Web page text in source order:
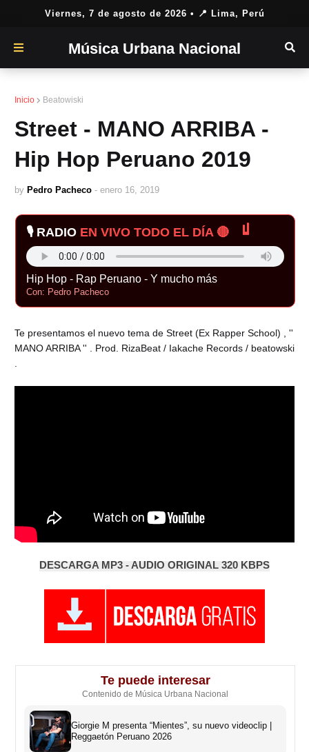
Viernes, 7 de agosto de 2026 • 📍 Lima, Perú
Música Urbana Nacional
Inicio Beatowiski
Street - MANO ARRIBA -
Hip Hop Peruano 2019
by Pedro Pacheco - enero 16, 2019
🎙️ RADIO EN VIVO TODO EL DÍA 🔴
Hip Hop - Rap Peruano - Y mucho más
Con: Pedro Pacheco
Te presentamos el nuevo tema de Street (Ex Rapper School) , ''
MANO ARRIBA '' . Prod. RizaBeat / Iakache Records / beatowski
DESCARGA MP3 - AUDIO ORIGINAL 320 KBPS
Te puede interesar
Contenido de Música Urbana Nacional
Giorgie M presenta “Mientes”, su nuevo videoclip |
Reggaetón Peruano 2026